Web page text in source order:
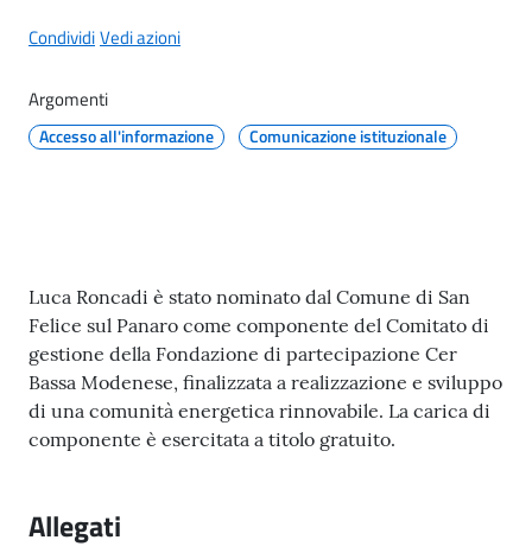
n
i
S
i
c
i
a
n
i
C
o
CondividiVedi azioni
Argomenti
Accesso all'informazione Comunicazione istituzionale
Contenuto
Luca Roncadi è stato nominato dal Comune di San
Felice sul Panaro come componente del Comitato di
gestione della Fondazione di partecipazione Cer
Bassa Modenese, finalizzata a realizzazione e sviluppo
di una comunità energetica rinnovabile. La carica di
componente è esercitata a titolo gratuito.
Allegati